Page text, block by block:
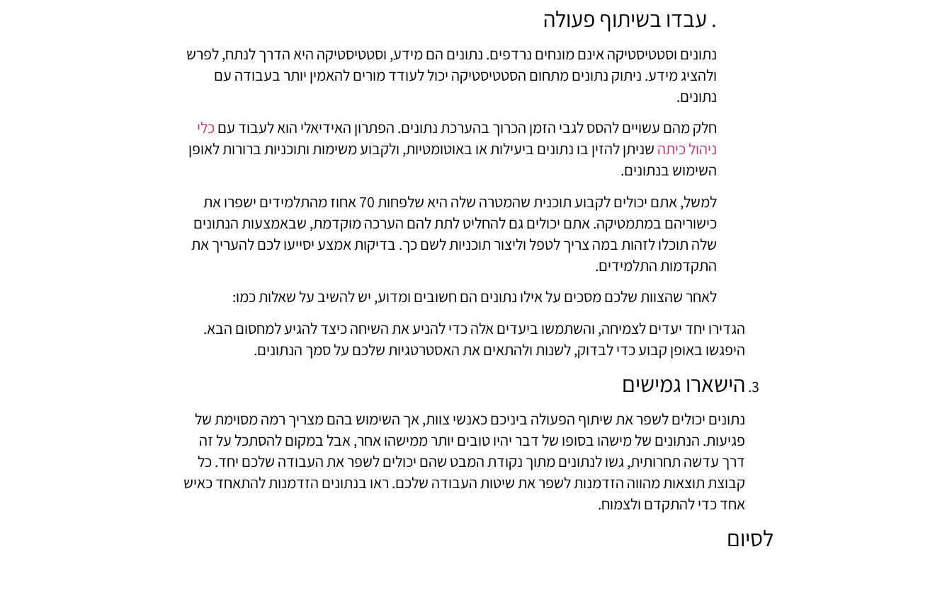
. עבדו בשיתוף פעולה
נתונים וסטטיסטיקה אינם מונחים נרדפים. נתונים הם מידע, וסטטיסטיקה היא הדרך לנתח, לפרש
ולהציג מידע. ניתוק נתונים מתחום הסטטיסטיקה יכול לעודד מורים להאמין יותר בעבודה עם
נתונים.
חלק מהם עשויים להסס לגבי הזמן הכרוך בהערכת נתונים. הפתרון האידיאלי הוא לעבוד עםכלי
ניהול כיתה שניתן להזין בו נתונים ביעילות או באוטומטיות, ולקבוע משימות ותוכניות ברורות לאופן
השימוש בנתונים.
למשל, אתם יכולים לקבוע תוכנית שהמטרה שלה היא שלפחות 70 אחוז מהתלמידים ישפרו את
כישוריהם במתמטיקה. אתם יכולים גם להחליט לתת להם הערכה מוקדמת, שבאמצעות הנתונים
שלה תוכלו לזהות במה צריך לטפל וליצור תוכניות לשם כך. בדיקות אמצע יסייעו לכם להעריך את
התקדמות התלמידים.
לאחר שהצוות שלכם מסכים על אילו נתונים הם חשובים ומדוע, יש להשיב על שאלות כמו:
הגדירו יחד יעדים לצמיחה, והשתמשו ביעדים אלה כדי להניע את השיחה כיצד להגיע למחסום הבא.
היפגשו באופן קבוע כדי לבדוק, לשנות ולהתאים את האסטרטגיות שלכם על סמך הנתונים.
הישארו גמישים
נתונים יכולים לשפר את שיתוף הפעולה ביניכם כאנשי צוות, אך השימוש בהם מצריך רמה מסוימת של
פגיעות. הנתונים של מישהו בסופו של דבר יהיו טובים יותר ממישהו אחר, אבל במקום להסתכל על זה
דרך עדשה תחרותית, גשו לנתונים מתוך נקודת המבט שהם יכולים לשפר את העבודה שלכם יחד. כל
קבוצת תוצאות מהווה הזדמנות לשפר את שיטות העבודה שלכם. ראו בנתונים הזדמנות להתאחד כאיש
אחד כדי להתקדם ולצמוח.
לסיום